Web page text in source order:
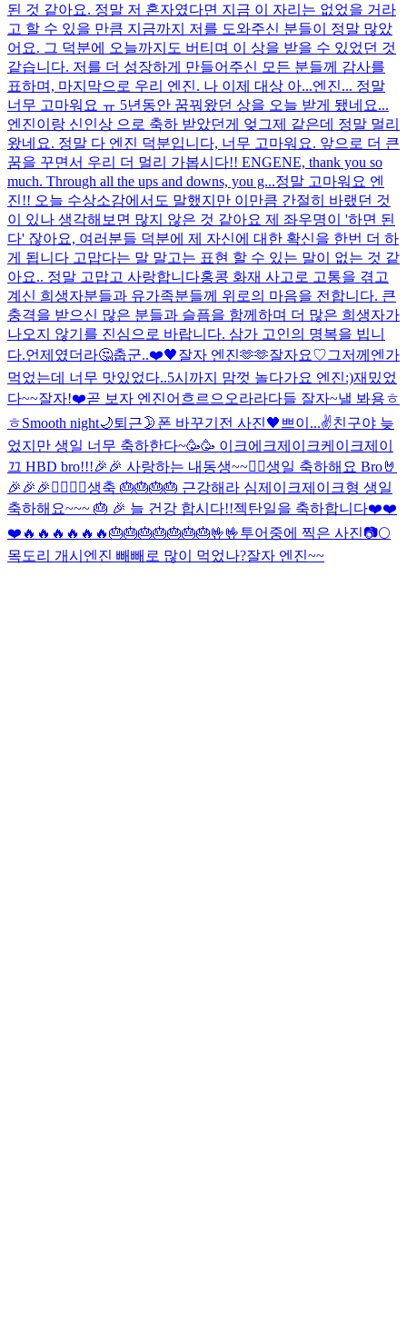
된 것 같아요. 정말 저 혼자였다면 지금 이 자리는 없었을 거라
고 할 수 있을 만큼 지금까지 저를 도와주신 분들이 정말 많았
어요. 그 덕분에 오늘까지도 버티며 이 상을 받을 수 있었던 것
같습니다. 저를 더 성장하게 만들어주신 모든 분들께 감사를
표하며, 마지막으로 우리 엔진. 나 이제 대상 아...엔진... 정말
너무 고마워요 ㅠ 5년동안 꿈꿔왔던 상을 오늘 받게 됐네요...
엔진이랑 신인상 으로 축하 받았던게 엊그제 같은데 정말 멀리
왔네요. 정말 다 엔진 덕분입니다, 너무 고마워요. 앞으로 더 큰
꿈을 꾸면서 우리 더 멀리 가봅시다!! ENGENE, thank you so
much. Through all the ups and downs, you g...정말 고마워요 엔
진!! 오늘 수상소감에서도 말했지만 이만큼 간절히 바랬던 것
이 있나 생각해보면 많지 않은 것 같아요 제 좌우명이 '하면 된
다' 잖아요, 여러분들 덕분에 제 자신에 대한 확신을 한번 더 하
게 됩니다 고맙다는 말 말고는 표현 할 수 있는 말이 없는 것 같
아요.. 정말 고맙고 사랑합니다홍콩 화재 사고로 고통을 겪고
계신 희생자분들과 유가족분들께 위로의 마음을 전합니다. 큰
충격을 받으신 많은 분들과 슬픔을 함께하며 더 많은 희생자가
나오지 않기를 진심으로 바랍니다. 삼가 고인의 명복을 빕니
다.언제였더라🤔춥군..❤️🖤잘자 엔진🫶🫶잘자요♡그저께엔가
먹었는데 너무 맛있었다..5시까지 맘껏 놀다가요 엔진:)재밌었
다~~잘자!❤️곧 보자 엔진어흐르으오라라다들 잘자~낼 봐용ㅎ
ㅎSmooth night🌙퇴근🌛 폰 바꾸기전 사진🖤 쁘이...✌️친구야 늦
었지만 생일 너무 축하한다~🥳🥳 이크에크제이크케이크제이
끄 HBD bro!!!🎉🎉 사랑하는 내동생~~❤️‍🔥생일 축하해요 Bro🤘
🎉🎉🎉❤️‍🔥❤️‍🔥생축 🎂🎂🎂🎂 근강해라 심제이크제이크형 생일
축하해요~~~ 🎂 🎉 늘 건강 합시다!!젝탄일을 축하합니다❤️❤️
❤️🔥🔥🔥🔥🔥🔥🎂🎂🎂🎂🎂🎂🎂🤟🤟투어중에 찍은 사진📷🌕
목도리 개시 엔진 빼빼로 많이 먹었나?잘자 엔진~~